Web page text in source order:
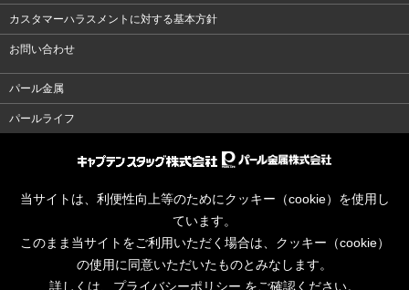
カスタマーハラスメントに対する基本方針
お問い合わせ
パール金属
パールライフ
当サイトは、利便性向上等のためにクッキー（cookie）を使用し
ています。
このまま当サイトをご利用いただく場合は、クッキー（cookie）
の使用に同意いただいたものとみなします。
詳しくは、 プライバシーポリシー をご確認ください。